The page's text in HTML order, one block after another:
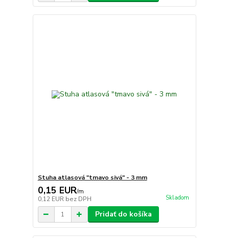
Stuha atlasová "tmavo sivá" - 3 mm
0,15 EUR/m
0,12 EUR bez DPH Skladom
Pridať do košíka